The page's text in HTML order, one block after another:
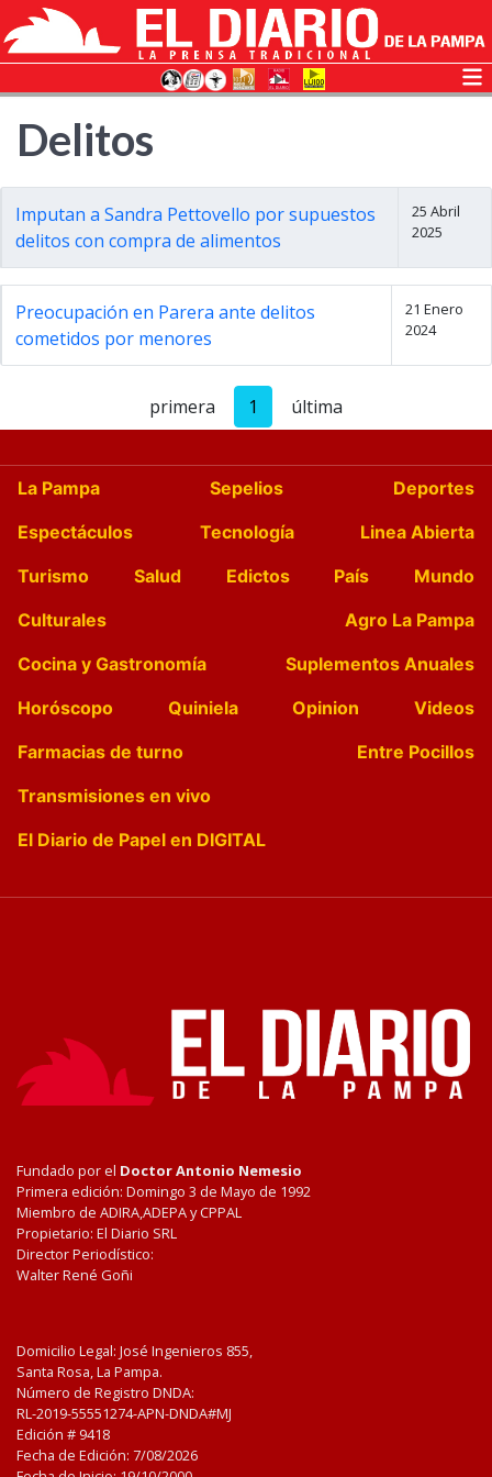
Delitos
Imputan a Sandra Pettovello por supuestos
delitos con compra de alimentos
25 Abril
2025
Preocupación en Parera ante delitos
cometidos por menores
21 Enero
2024
primera 1 última
La Pampa Sepelios
Deportes
Espectáculos
Tecnología
Linea Abierta
Turismo
Salud Edictos País
Mundo
Culturales
Agro La Pampa
Cocina y Gastronomía
Suplementos Anuales
Horóscopo
Quiniela Opinion
Videos
Farmacias de turno
Entre Pocillos
Transmisiones en vivo
El Diario de Papel en DIGITAL
Fundado por el Doctor Antonio Nemesio
Primera edición: Domingo 3 de Mayo de 1992
Miembro de ADIRA,ADEPA y CPPAL
Propietario: El Diario SRL
Director Periodístico:
Walter René Goñi
Domicilio Legal: José Ingenieros 855,
Santa Rosa, La Pampa.
Número de Registro DNDA:
RL-2019-55551274-APN-DNDA#MJ
Edición # 9418
Fecha de Edición: 7/08/2026